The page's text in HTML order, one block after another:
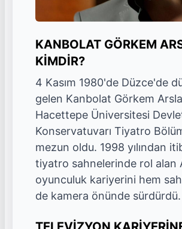
KANBOLAT GÖRKEM
KİMDİR?
4 Kasım 1980'de Düzce'de
gelen Kanbolat Görkem
Hacettepe Üniversitesi
Konservatuvarı Tiyatro
mezun oldu. 1998 yılından
tiyatro sahnelerinde rol alan
oyunculuk kariyerini hem
de kamera önünde sürdürdü.